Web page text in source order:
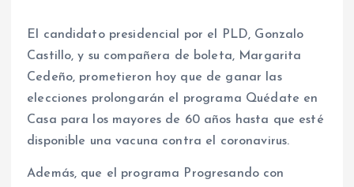
El candidato presidencial por el PLD, Gonzalo
Castillo, y su compañera de boleta, Margarita
Cedeño, prometieron hoy que de ganar las
elecciones prolongarán el programa Quédate en
Casa para los mayores de 60 años hasta que esté
disponible una vacuna contra el coronavirus.
Además, que el programa Progresando con